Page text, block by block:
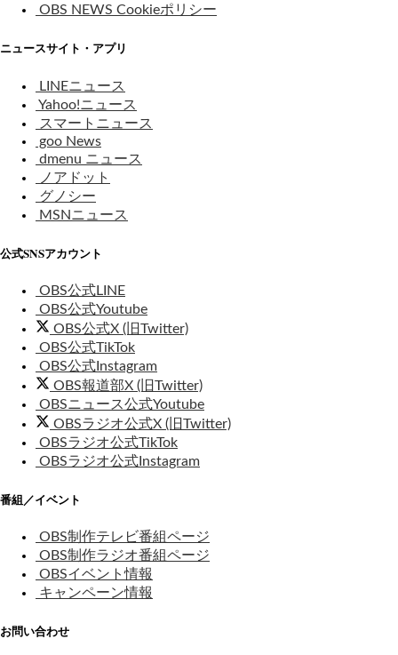
OBS NEWS Cookieポリシー
ニュースサイト・アプリ
LINEニュース
Yahoo!ニュース
スマートニュース
goo News
dmenu ニュース
ノアドット
グノシー
MSNニュース
公式SNSアカウント
OBS公式LINE
OBS公式Youtube
OBS公式X (旧Twitter)
OBS公式TikTok
OBS公式Instagram
OBS報道部X (旧Twitter)
OBSニュース公式Youtube
OBSラジオ公式X (旧Twitter)
OBSラジオ公式TikTok
OBSラジオ公式Instagram
番組／イベント
OBS制作テレビ番組ページ
OBS制作ラジオ番組ページ
OBSイベント情報
キャンペーン情報
お問い合わせ